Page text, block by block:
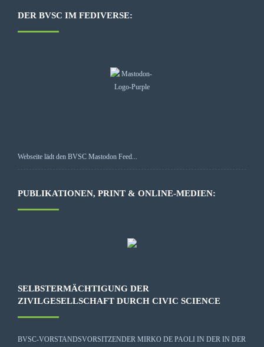
DER BVSC IM FEDIVERSE:
Webseite lädt den BVSC Mastodon Feed...
PUBLIKATIONEN, PRINT & ONLINE-MEDIEN:
SELBSTERMÄCHTIGUNG DER
ZIVILGESELLSCHAFT DURCH CIVIC SCIENCE
BVSC-VORSTANDSVORSITZENDER MIRKO DE PAOLI IN DER IN DER